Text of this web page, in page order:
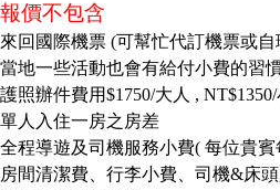
報價不包含
來回國際機票 (可幫忙代訂機票或自
當地一些活動也會有給付小費的習
護照辦件費用$1750/大人 ,
單人入住一房之房差
全程導遊及司機服務小費( 每位貴賓
房間清潔費、行李小費、司機&床